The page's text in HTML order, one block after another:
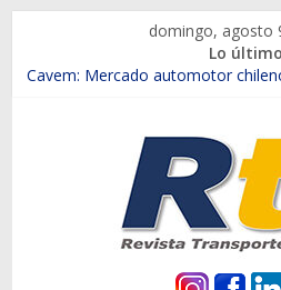
contenido
domingo, agosto
Lo
Chile es el primer mercado
Salfa suma vehículos
Samex amplía su red con nuevas
SINOTRUK Pick-ups presentó la
la Expo Compras Públicas 2026